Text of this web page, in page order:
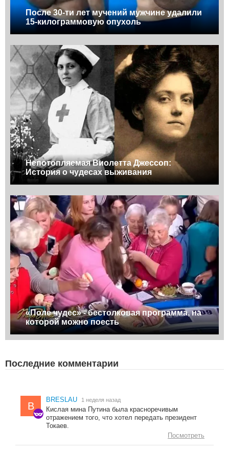
После 30-ти лет мучений мужчине удалили
15-килограммовую опухоль
Непотопляемая Виолетта Джессоп:
История о чудесах выживания
«Поле чудес» - бестолковая программа, на
которой можно поесть
Последние комментарии
B
BRESLAU 1 неделя назад
Кислая мина Путина была красноречивым
отражением того, что хотел передать президент
Токаев.
Посмотреть